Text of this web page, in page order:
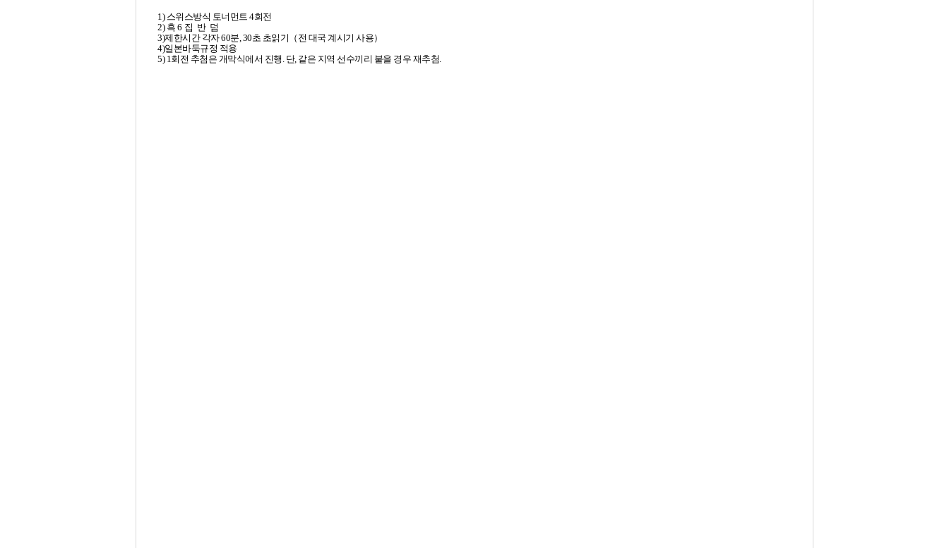
1) 스위스방식 토너먼트 4회전
2) 흑 6 집 반 덤
3)제한시간 각자60분 , 30초 초읽기 （ 전 대국 계시기 사용）
4)일본바둑규정 적용
5) 1 회전 추첨은 개막식에서 진행 단, 같은 지역 선수끼리 붙을 경우 재추첨